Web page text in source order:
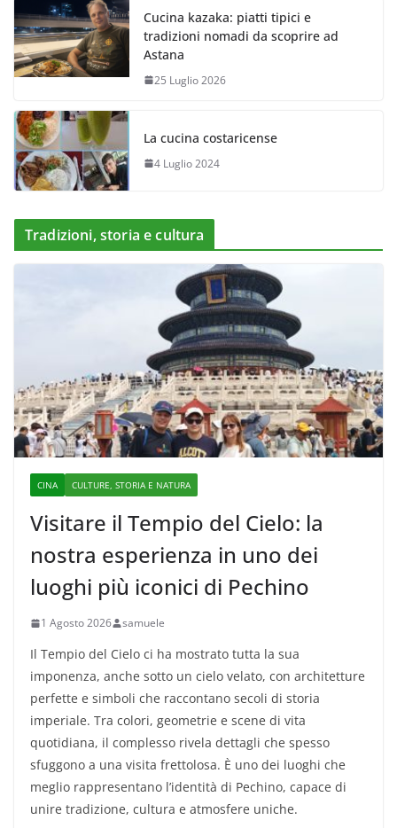
Cucina kazaka: piatti tipici e
tradizioni nomadi da scoprire ad
Astana
25 Luglio 2026
La cucina costaricense
4 Luglio 2024
Tradizioni, storia e cultura
CINA CULTURE, STORIA E NATURA
Visitare il Tempio del Cielo: la
nostra esperienza in uno dei
luoghi più iconici di Pechino
1 Agosto 2026 samuele
Il Tempio del Cielo ci ha mostrato tutta la sua
imponenza, anche sotto un cielo velato, con architetture
perfette e simboli che raccontano secoli di storia
imperiale. Tra colori, geometrie e scene di vita
quotidiana, il complesso rivela dettagli che spesso
sfuggono a una visita frettolosa. È uno dei luoghi che
meglio rappresentano l’identità di Pechino, capace di
unire tradizione, cultura e atmosfere uniche.